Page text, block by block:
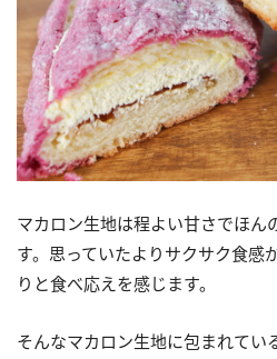
マカロン生地は程よい甘さでほん
す。思っていたよりサクサク食感
りと食べ応えを感じます。
そんなマカロン生地に包まれてい